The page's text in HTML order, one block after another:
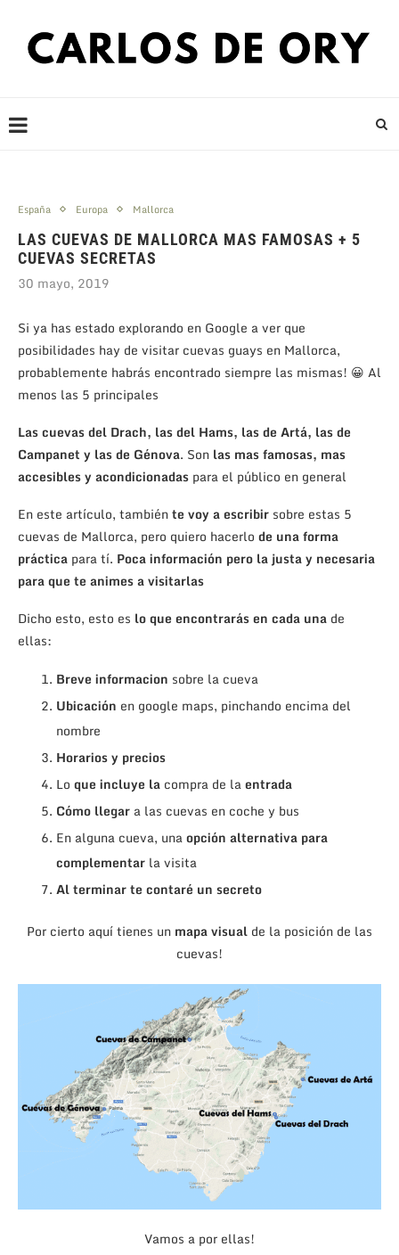
España Europa Mallorca
LAS CUEVAS DE MALLORCA MAS FAMOSAS + 5
CUEVAS SECRETAS
30 mayo, 2019
Si ya has estado explorando en Google a ver que
posibilidades hay de visitar cuevas guays en Mallorca,
probablemente habrás encontrado siempre las mismas! 😀 Al
menos las 5 principales
Las cuevas del Drach, las del Hams, las de Artá, las de
Campanet y las de Génova. Son las mas famosas, mas
accesibles y acondicionadas para el público en general
En este artículo, tambiénte voy a escribir sobre estas 5
cuevas de Mallorca, pero quiero hacerlo de una forma
práctica para tí. Poca información pero la justa y necesaria
para que te animes a visitarlas
Dicho esto, esto es lo que encontrarás en cada una de
ellas:
Breve informacion sobre la cueva
Ubicación en google maps, pinchando encima del
nombre
Horarios y precios
Lo que incluye la compra de laentrada
Cómo llegar a las cuevas en coche y bus
En alguna cueva, unaopción alternativa para
complementar la visita
Al terminar te contaré un secreto
Por cierto aquí tienes un mapa visual de la posición de las
cuevas!
Vamos a por ellas!